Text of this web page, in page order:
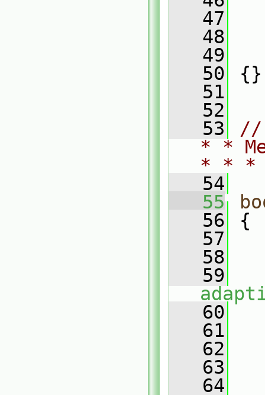
   47
   48
   49
   50
{}
   51
   52
   53
//
* *
* *
   54
   55
   56
{
   57
   58
   59
   60
   61
   62
   63
   64